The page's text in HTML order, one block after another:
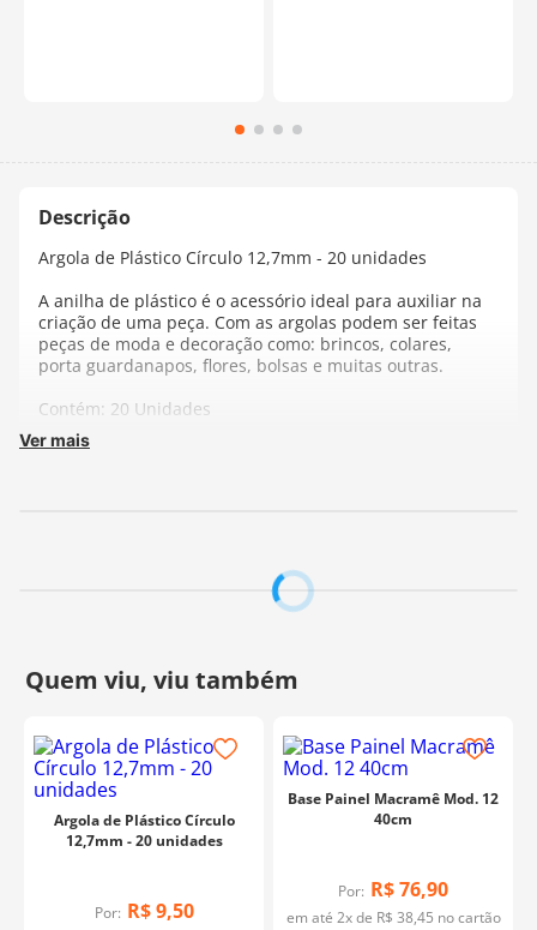
Argola de Plástico Círculo 12,7mm - 20 unidades
A anilha de plástico é o acessório ideal para auxiliar na
criação de uma peça. Com as argolas podem ser feitas
peças de moda e decoração como: brincos, colares,
porta guardanapos, flores, bolsas e muitas outras.
Contém: 20 Unidades
Fabricante:
Ver mais
Argola de Plástico Círculo
12,7mm - 20 unidades
Por: R$ 9,50
Base Painel Macramê Mod. 12
40cm
Por: R$76,90
em até 2x de R$ 38,45 no cartão